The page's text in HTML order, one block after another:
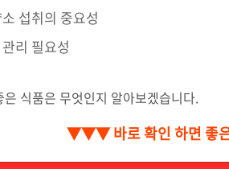
섭취의 중요성
리 필요성
식품은 무엇인지 알아보겠습니다.
▼▼▼ 바로 확인 하면